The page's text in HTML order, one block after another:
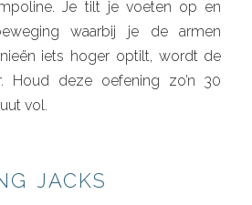
Je tilt je voeten op en
waarbij je de armen
iets hoger optilt, wordt de
Houd deze oefening zo’n 30
vol.
jacks